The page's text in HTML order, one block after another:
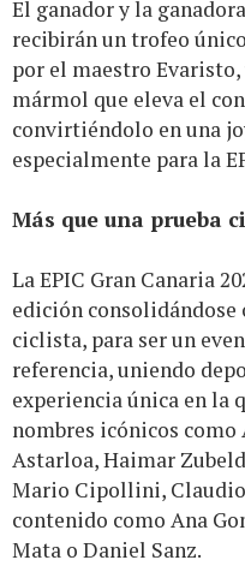
El ganador y la
recibirán un trofeo
por el maestro
mármol que eleva el
convirtiéndolo en una
especialmente para la
Más que una prueba
La EPIC Gran Canaria
edición consolidándose
ciclista, para ser un
referencia, uniendo
experiencia única en la
nombres icónicos
Astarloa, Haimar
Mario Cipollini, Claudio
contenido como Ana
Mata o Daniel Sanz.